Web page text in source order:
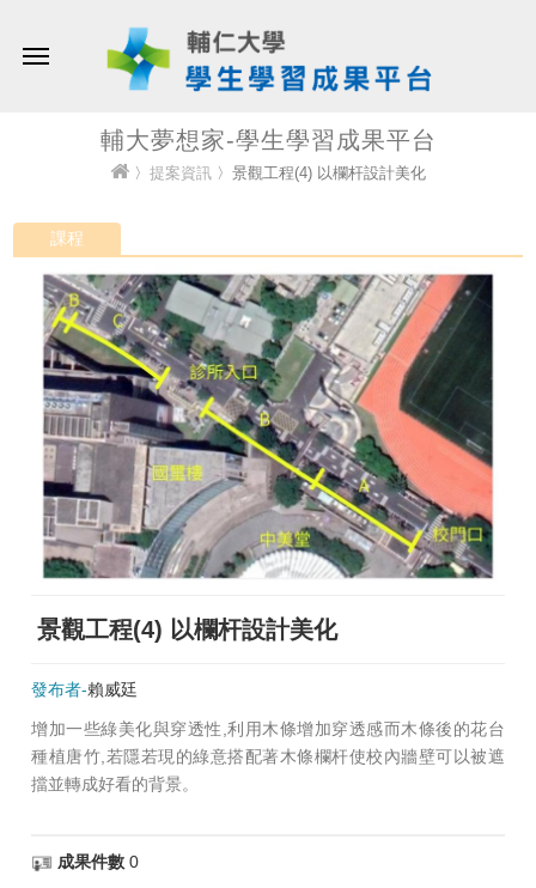
輔大夢想家-學生學習成果平台
〉 提案資訊 〉景觀工程(4) 以欄杆設計美化
課程
景觀工程(4) 以欄杆設計美化
發布者-賴威廷
增加一些綠美化與穿透性,利用木條增加穿透感而木條後的花台
種植唐竹,若隱若現的綠意搭配著木條欄杆使校內牆壁可以被遮
擋並轉成好看的背景。
成果件數0